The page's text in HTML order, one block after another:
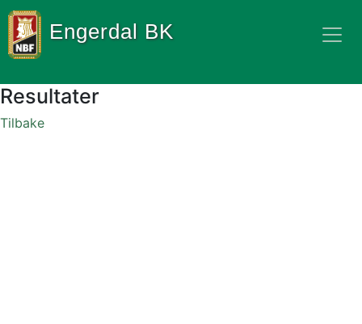
Engerdal BK
Resultater
Tilbake